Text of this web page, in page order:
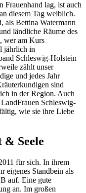
Frauenhand lag, ist auch
diesem Tag weiblich.
als Bettina Watermann
ländliche Räume des
wer am Kurs
jährlich in
Schleswig-Holstein
zählt unser
und jedes Jahr
sind
in der Region. Auch
Schleswig-
wie sie ihre Liebe
Seele
für sich. In ihrem
eigenes Standbein als
auf. Eine gute
an. Im großen